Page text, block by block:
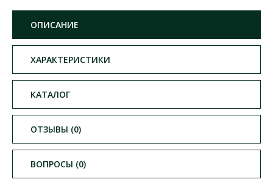
ОПИСАНИЕ
ХАРАКТЕРИСТИКИ
КАТАЛОГ
ОТЗЫВЫ (0)
ВОПРОСЫ (0)